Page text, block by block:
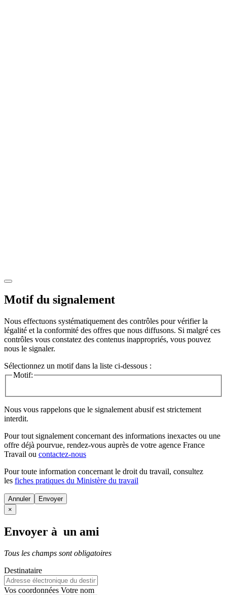
Motif du signalement
Nous effectuons systématiquement des contrôles pour vérifier la
légalité et la conformité des offres que nous diffusons. Si malgré ces
contrôles vous constatez des contenus inappropriés, vous pouvez
nous le signaler.
Sélectionnez un motif dans la liste ci-dessous :
Motif:
Nous vous rappelons que le signalement abusif est strictement
interdit.
Pour tout signalement concernant des informations inexactes ou une
offre déjà pourvue, rendez-vous auprès de votre agence France
Travail ou contactez-nous
Pour toute information concernant le droit du travail, consultez
les fiches pratiques du Ministère du travail
Annuler
×
Envoyer à un ami
Tous les champs sont obligatoires
Destinataire
Vos coordonnées Votre nom